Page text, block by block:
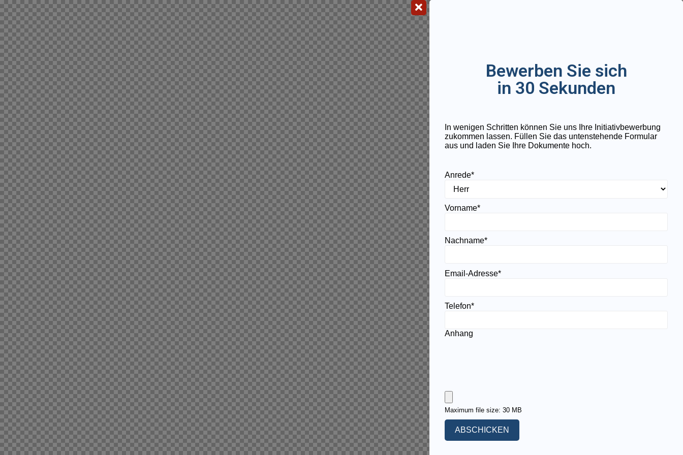
Bewerben Sie sich
in 30 Sekunden
In wenigen Schritten können Sie uns Ihre Initiativbewerbung
zukommen lassen. Füllen Sie das untenstehende Formular
aus und laden Sie Ihre Dokumente hoch.
Anrede*
Vorname*
Nachname*
Email-Adresse*
Telefon*
Anhang
Maximum file size: 30 MB
ABSCHICKEN